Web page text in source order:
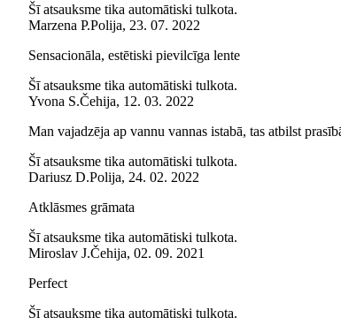
Šī atsauksme tika automātiski tulkota.
Marzena P.Polija, 23. 07. 2022
Sensacionāla, estētiski pievilcīga lente
Šī atsauksme tika automātiski tulkota.
Yvona S.Čehija, 12. 03. 2022
Man vajadzēja ap vannu vannas istabā, tas atbilst
Šī atsauksme tika automātiski tulkota.
Dariusz D.Polija, 24. 02. 2022
Atklāsmes grāmata
Šī atsauksme tika automātiski tulkota.
Miroslav J.Čehija, 02. 09. 2021
Perfect
Šī atsauksme tika automātiski tulkota.